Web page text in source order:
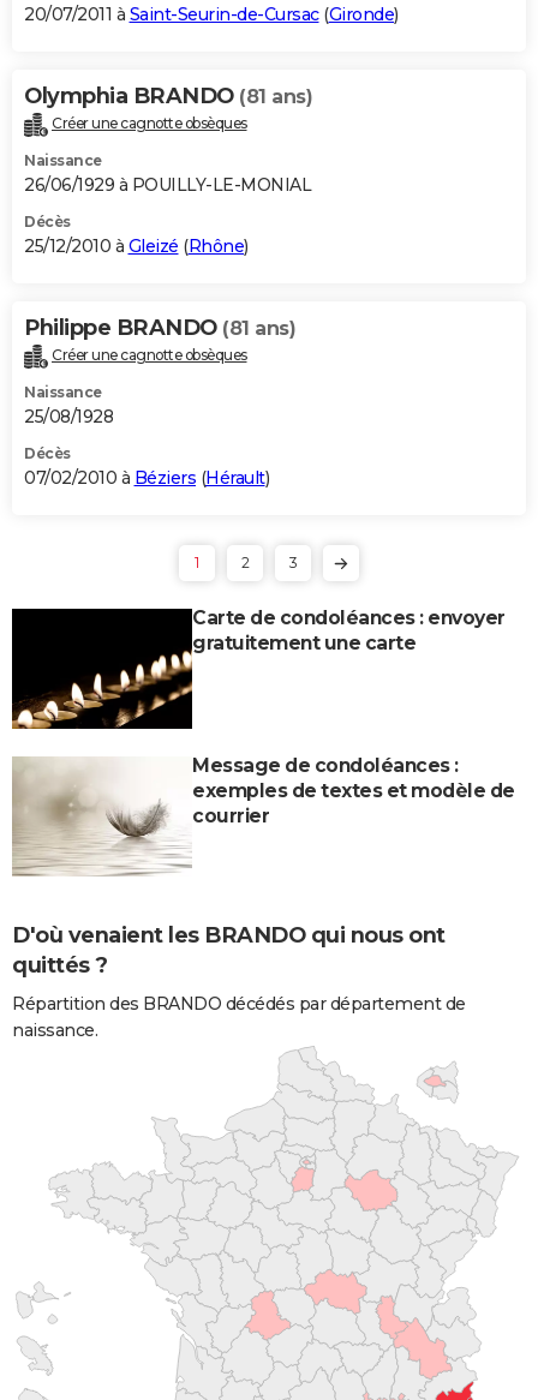
20/07/2011 à Saint-Seurin-de-Cursac(Gironde)
Olymphia BRANDO (81 ans)
Créer une cagnotte obsèques
Naissance
26/06/1929 à POUILLY-LE-MONIAL
Décès
25/12/2010 à Gleizé (Rhône)
Philippe BRANDO (81 ans)
Créer une cagnotte obsèques
Naissance
25/08/1928
Décès
07/02/2010 à Béziers (Hérault)
1 2 3
Carte de condoléances : envoyer
gratuitement une carte
Message de condoléances :
exemples de textes et modèle de
courrier
D'où venaient les BRANDO qui nous ont
quittés ?
Répartition des BRANDO décédés par département de
naissance.